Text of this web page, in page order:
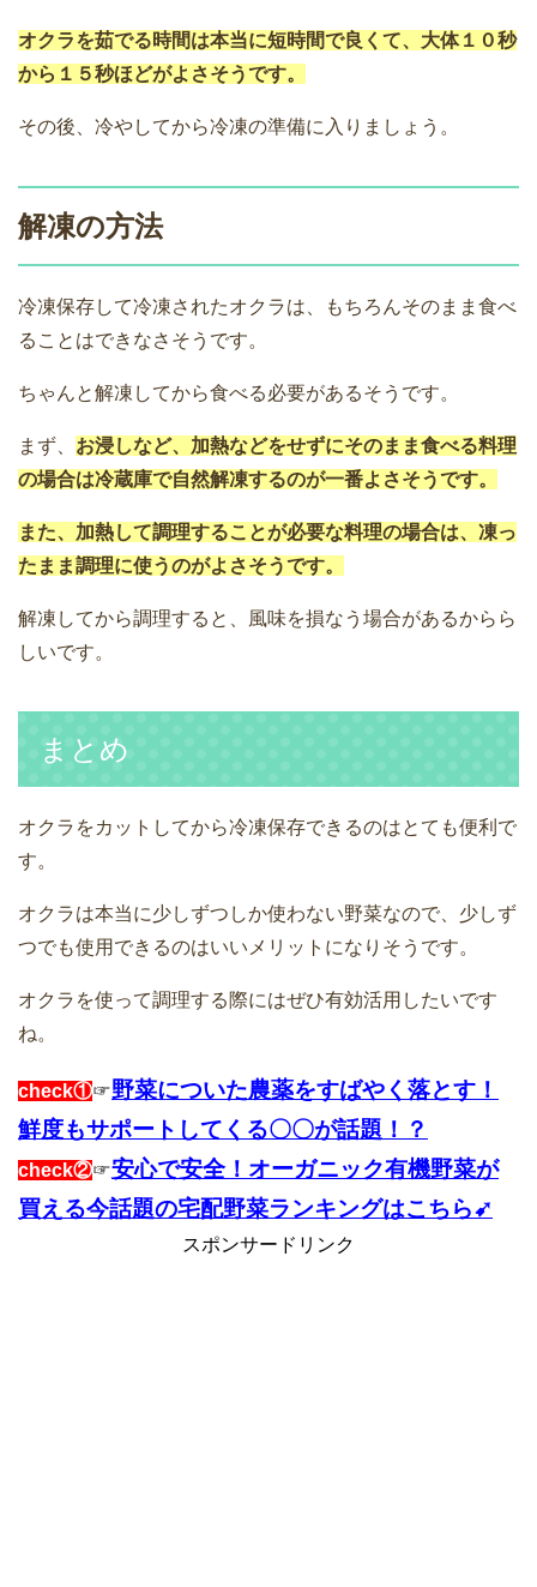
オクラを茹でる時間は本当に短時間で良くて、大体１０秒
から１５秒ほどがよさそうです。
その後、冷やしてから冷凍の準備に入りましょう。
解凍の方法
冷凍保存して冷凍されたオクラは、もちろんそのまま食べ
ることはできなさそうです。
ちゃんと解凍してから食べる必要があるそうです。
まず、 お浸しなど、加熱などをせずにそのまま食べる料理
の場合は冷蔵庫で自然解凍するのが一番よさそうです。
また、加熱して調理することが必要な料理の場合は、凍っ
たまま調理に使うのがよさそうです。
解凍してから調理すると、風味を損なう場合があるからら
しいです。
まとめ
オクラをカットしてから冷凍保存できるのはとても便利で
す。
オクラは本当に少しずつしか使わない野菜なので、少しず
つでも使用できるのはいいメリットになりそうです。
オクラを使って調理する際にはぜひ有効活用したいです
ね。
check①☞野菜についた農薬をすばやく落とす！
鮮度もサポートしてくる〇〇が話題！？
check②☞安心で安全！オーガニック有機野菜が
買える今話題の宅配野菜ランキングはこちら➹
スポンサードリンク